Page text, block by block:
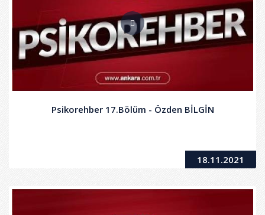
Psikorehber 17.Bölüm - Özden BİLGİN
18.11.2021